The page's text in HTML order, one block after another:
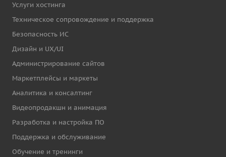
Услуги хостинга
Техническое сопровождение и поддержка
Безопасность ИС
Дизайн и UX/UI
Администрирование сайтов
Маркетплейсы и маркеты
Аналитика и консалтинг
Видеопродакшн и анимация
Разработка и настройка ПО
Поддержка и обслуживание
Обучение и тренинги